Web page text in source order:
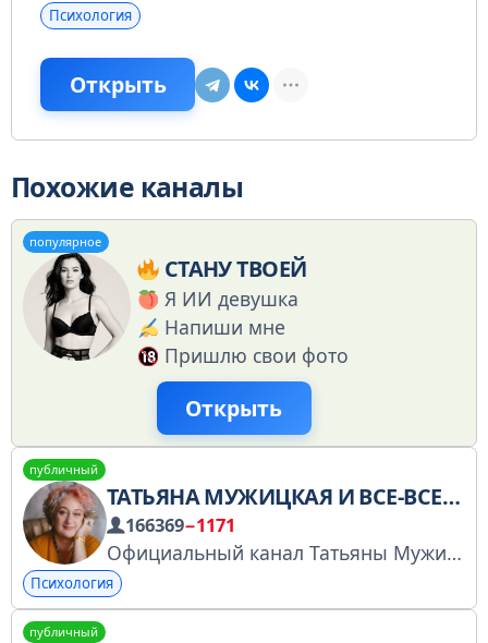
Психология
Открыть
Похожие каналы
популярное
СТАНУ ТВОЕЙ
Я ИИ девушка
Напиши мне
Пришлю свои фото
Открыть
публичный
ТАТЬЯНА МУЖИЦКАЯ И ВСЕ-ВСЕ-ВСЕ
166369−1171
Официальный канал Татьяны Мужицкой. Тренинги, игры, первые анонсы и прочие приключения: https://tak.academy Официальное сообщество в ВК - vk.com/tak.academy Официальный канал в Дзен - dzen.ru/sunlower РКН: https://clck.ru/3FAKXK
Психология
публичный